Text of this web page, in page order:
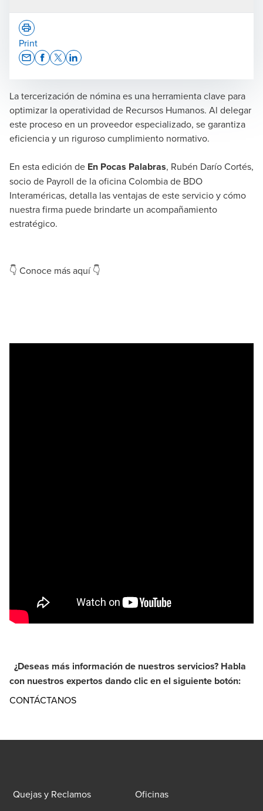
La tercerización de nómina es una herramienta clave para
optimizar la operatividad de Recursos Humanos. Al delegar
este proceso en un proveedor especializado, se garantiza
eficiencia y un riguroso cumplimiento normativo.
En esta edición de En Pocas Palabras, Rubén Darío Cortés,
socio de Payroll de la oficina Colombia de BDO
Interaméricas, detalla las ventajas de este servicio y cómo
nuestra firma puede brindarte un acompañamiento
estratégico.
👇 Conoce más aquí 👇
Rubén Darío Cortés Sánchez
Socio Payroll
Print
¿Deseas más información de nuestros servicios? Habla
con nuestros expertos dando clic en el siguiente botón:
CONTÁCTANOS
Quejas y Reclamos Oficinas